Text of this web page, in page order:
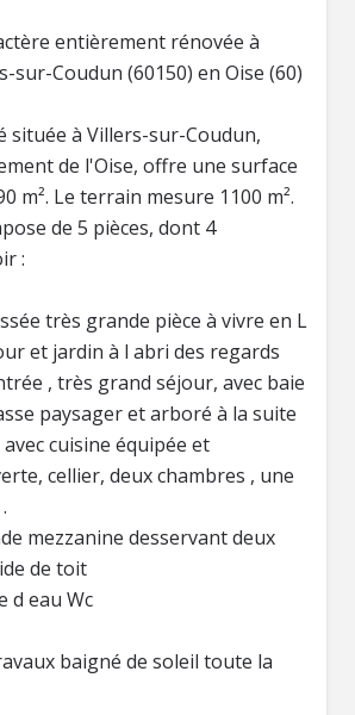
entièrement rénovée à
sur-Coudun (60150) en Oise (60)
située à Villers-sur-Coudun,
de l'Oise, offre une surface
m². Le terrain mesure 1100 m².
de 5 pièces, dont 4
:
très grande pièce à vivre en L
et jardin à l abri des regards
, très grand séjour, avec baie
paysager et arboré à la suite
cuisine équipée et
cellier, deux chambres , une
mezzanine desservant deux
de toit
d eau Wc
baigné de soleil toute la